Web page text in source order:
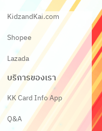
KidzandKai.com
Shopee
Lazada
บริการของเรา
KK Card Info App
Q&A